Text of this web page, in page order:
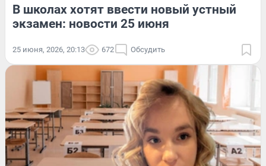
В школах хотят ввести новый устный
экзамен: новости 25 июня
25 июня, 2026, 20:13 672 Обсудить